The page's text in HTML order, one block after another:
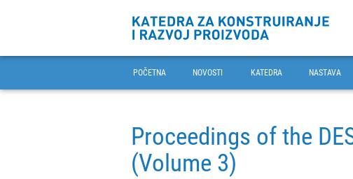
POČETNA NOVOSTI KATEDRA NASTAVA
Proceedings of the
(Volume 3)